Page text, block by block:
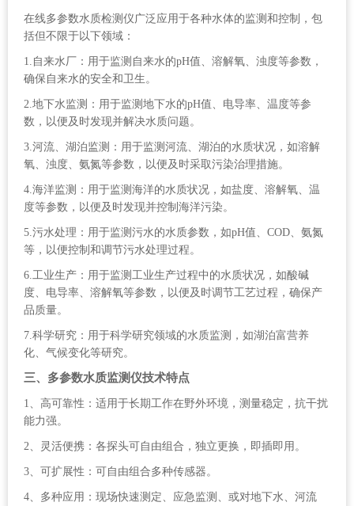
在线多参数水质检测仪广泛应用于各种水体的监测和控制，包
括但不限于以下领域：
1.自来水厂：用于监测自来水的pH值、溶解氧、浊度等参数，
确保自来水的安全和卫生。
2.地下水监测：用于监测地下水的pH值、电导率、温度等参
数，以便及时发现并解决水质问题。
3.河流、湖泊监测：用于监测河流、湖泊的水质状况，如溶解
氧、浊度、氨氮等参数，以便及时采取污染治理措施。
4.海洋监测：用于监测海洋的水质状况，如盐度、溶解氧、温
度等参数，以便及时发现并控制海洋污染。
5.污水处理：用于监测污水的水质参数，如pH值、COD、氨氮
等，以便控制和调节污水处理过程。
6.工业生产：用于监测工业生产过程中的水质状况，如酸碱
度、电导率、溶解氧等参数，以便及时调节工艺过程，确保产
品质量。
7.科学研究：用于科学研究领域的水质监测，如湖泊富营养
化、气候变化等研究。
三、多参数水质监测仪技术特点
1、高可靠性：适用于长期工作在野外环境，测量稳定，抗干扰
能力强。
2、灵活便携：各探头可自由组合，独立更换，即插即用。
3、可扩展性：可自由组合多种传感器。
4、多种应用：现场快速测定、应急监测、或对地下水、河流